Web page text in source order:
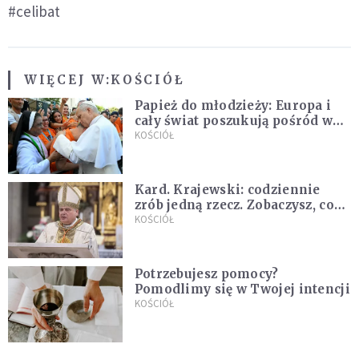
#celibat
WIĘCEJ W:KOŚCIÓŁ
Papież do młodzieży: Europa i
cały świat poszukują pośród was
nowych świętych
KOŚCIÓŁ
Kard. Krajewski: codziennie
zrób jedną rzecz. Zobaczysz, co
stanie się z twoim życiem
KOŚCIÓŁ
Potrzebujesz pomocy?
Pomodlimy się w Twojej intencji
KOŚCIÓŁ